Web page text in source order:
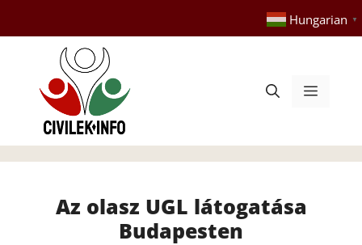
tartalomba
Hungarian ▼
Menü
Az olasz UGL látogatása
Budapesten